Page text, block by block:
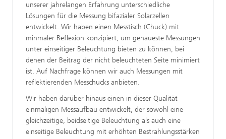
unserer jahrelangen Erfahrung unterschiedliche
Lösungen für die Messung bifazialer Solarzellen
entwickelt. Wir haben einen Messtisch (Chuck) mit
minmaler Reflexion konzipiert, um genaueste Messungen
unter einseitiger Beleuchtung bieten zu können, bei
denen der Beitrag der nicht beleuchteten Seite minimiert
ist. Auf Nachfrage können wir auch Messungen mit
reflektierenden Messchucks anbieten.
Wir haben darüber hinaus einen in dieser Qualität
einmaligen Messaufbau entwickelt, der sowohl eine
gleichzeitige, beidseitige Beleuchtung als auch eine
einseitige Beleuchtung mit erhöhten Bestrahlungsstärken